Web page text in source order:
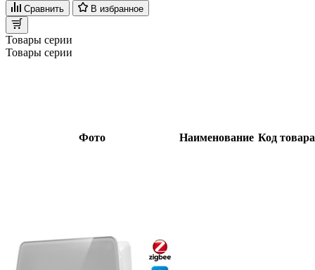
Сравнить В избранное
Товары серии
Товары серии
Фото Наименование Код товара